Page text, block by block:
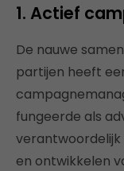
1. Actief
De nauwe
partijen heeft
fungeerde als
en ontwikkelen